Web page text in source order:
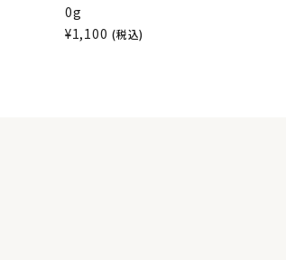
0g
¥1,100 (税込)